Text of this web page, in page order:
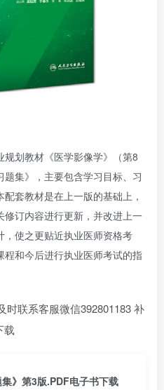
划教材《医学影像学》（第8
集》，主要包含学习目标、习
套教材是在上一版的基础上，
订内容进行更新，并改进上一
使之更贴近执业医师资格考
和今后进行执业医师考试的指
时联系客服微信392801183 补
载
》第3版.PDF电子书下载